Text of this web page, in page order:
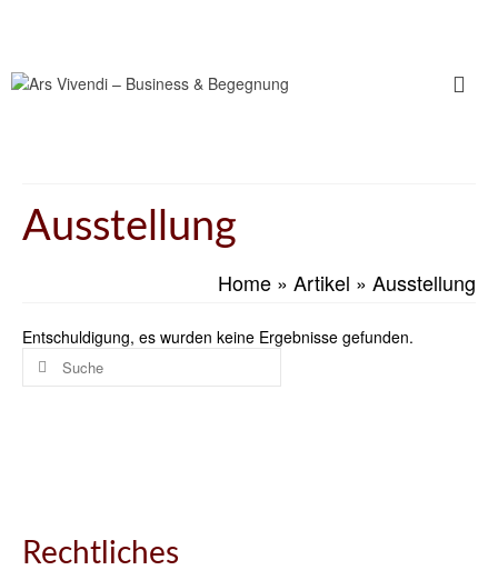
Ausstellung
Home » Artikel » Ausstellung
Entschuldigung, es wurden keine Ergebnisse gefunden.
Suche
nach:
Rechtliches